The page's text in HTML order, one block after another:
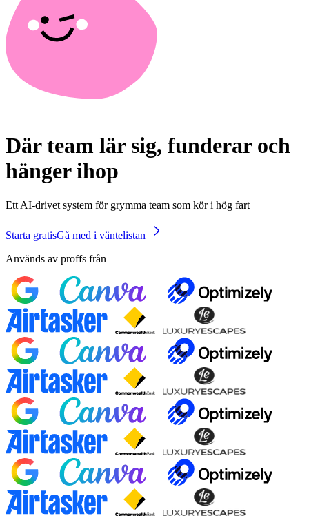
Där team lär sig, funderar och
hänger ihop
Ett AI-drivet system för grymma team som kör i hög fart
Starta gratisGå med i väntelistan
Används av proffs från